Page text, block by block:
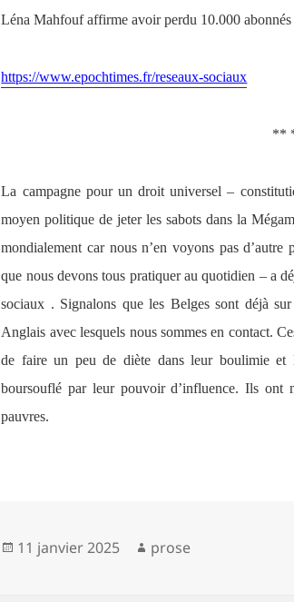
Léna Mahfouf affirme avoir perdu 10.000 abonnés
https://www.epochtimes.fr/reseaux-sociaux
**
La campagne pour un droit universel –
moyen politique de jeter les sabots dans la
mondialement car nous n’en voyons pas
que nous devons tous pratiquer au quotidien – a
sociaux . Signalons que les Belges sont déjà
Anglais avec lesquels nous sommes en contact.
de faire un peu de diète dans leur boulimie
boursouflé par leur pouvoir d’influence. Ils ont
pauvres.
Publié
11 janvier 2025 Auteur
prose